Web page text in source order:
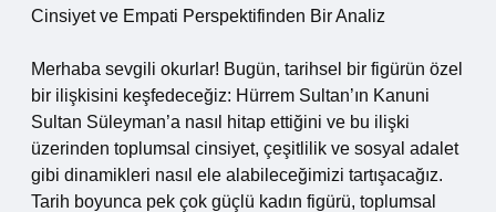
Cinsiyet ve Empati Perspektifinden Bir Analiz
Merhaba sevgili okurlar! Bugün, tarihsel bir figürün özel
bir ilişkisini keşfedeceğiz: Hürrem Sultan’ın Kanuni
Sultan Süleyman’a nasıl hitap ettiğini ve bu ilişki
üzerinden toplumsal cinsiyet, çeşitlilik ve sosyal adalet
gibi dinamikleri nasıl ele alabileceğimizi tartışacağız.
Tarih boyunca pek çok güçlü kadın figürü, toplumsal